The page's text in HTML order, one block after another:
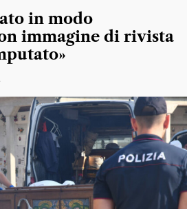
in modo
immagine di rivista